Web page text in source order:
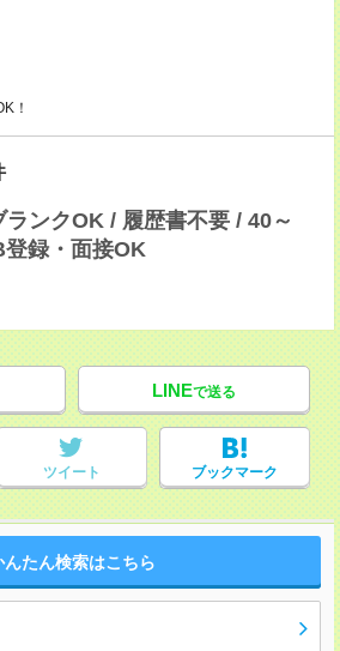
！
ンクOK / 履歴書不要 / 40～
録・面接OK
LINEで送る
ツイート ブックマーク
んたん検索はこちら